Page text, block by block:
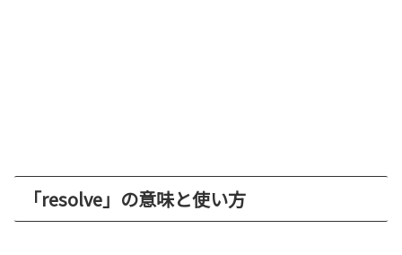
「resolve」の意味と使い方